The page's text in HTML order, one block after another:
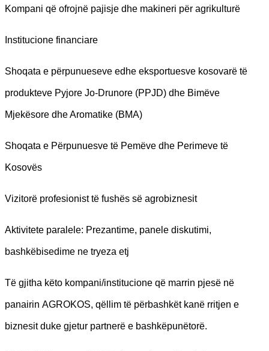
Kompani që ofrojnë pajisje dhe makineri për agrikulturë
Institucione financiare
Shoqata e përpunueseve edhe eksportuesve kosovarë të
produkteve Pyjore Jo-Drunore (PPJD) dhe Bimëve
Mjekësore dhe Aromatike (BMA)
Shoqata e Përpunuesve të Pemëve dhe Perimeve të
Kosovës
Vizitorë profesionist të fushës së agrobiznesit
Aktivitete paralele: Prezantime, panele diskutimi,
bashkëbisedime ne tryeza etj
Të gjitha këto kompani/institucione që marrin pjesë në
panairin AGROKOS, qëllim të përbashkët kanë rritjen e
biznesit duke gjetur partnerë e bashkëpunëtorë.